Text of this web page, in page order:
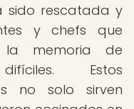
sido rescatada y
y chefs que
la memoria de
Estos
no solo sirven